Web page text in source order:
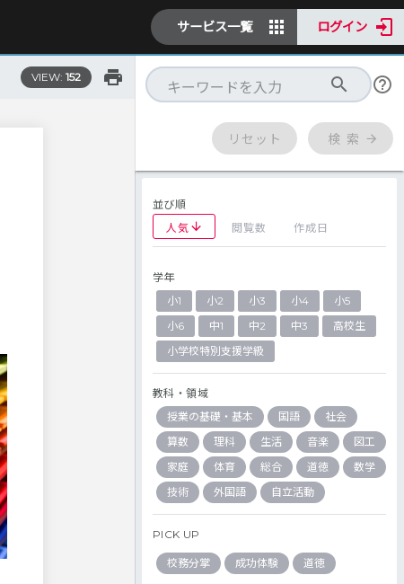
サービス一覧 ログイン
VIEW: 152
リセット 検 索
並び順
人気
閲覧数 作成日
学年
小1
小2 小3 小4
小5
小6
中1 中2 中3
高校生
小学校特別支援学級
教科・領域
授業の基礎・基本
国語
社会
算数
理科 生活 音楽
図工
家庭
体育 総合 道徳
数学
技術
外国語 自立活動
PICK UP
校務分掌 成功体験 道徳